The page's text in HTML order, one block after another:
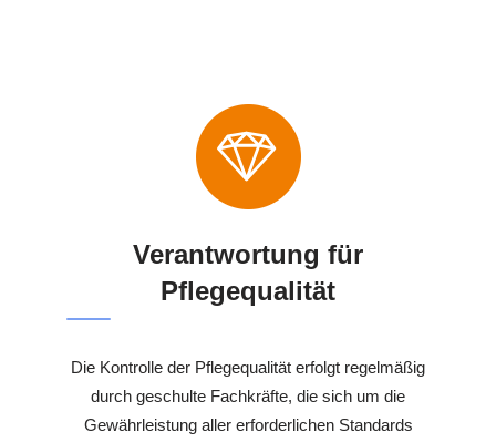
Verantwortung für
Pflegequalität
Die Kontrolle der Pflegequalität erfolgt regelmäßig
durch geschulte Fachkräfte, die sich um die
Gewährleistung aller erforderlichen Standards